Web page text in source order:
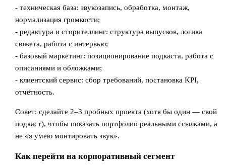
- техническая база: звукозапись, обработка, монтаж,
нормализация громкости;
- редактура и сторителлинг: структура выпусков, логика
сюжета, работа с интервью;
- базовый маркетинг: позиционирование подкаста, работа с
описаниями и обложками;
- клиентский сервис: сбор требований, постановка KPI,
отчётность.
Совет: сделайте 2–3 пробных проекта (хотя бы один — свой
подкаст), чтобы показать портфолио реальными ссылками, а
не «я умею монтировать звук».
Как перейти на корпоративный сегмент